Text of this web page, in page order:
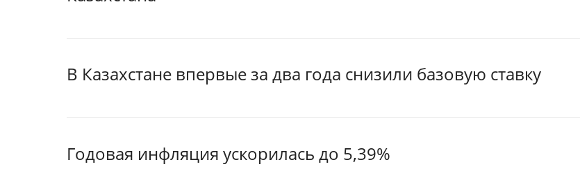
В Казахстане впервые за два года снизили базовую ставку
Годовая инфляция ускорилась до 5,39%